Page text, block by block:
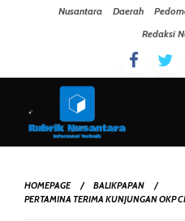
Nusantara Daerah
Redaksi
HOMEPAGE
BALIKPAPAN
PERTAMINA TERIMA KUNJUNGAN OKP